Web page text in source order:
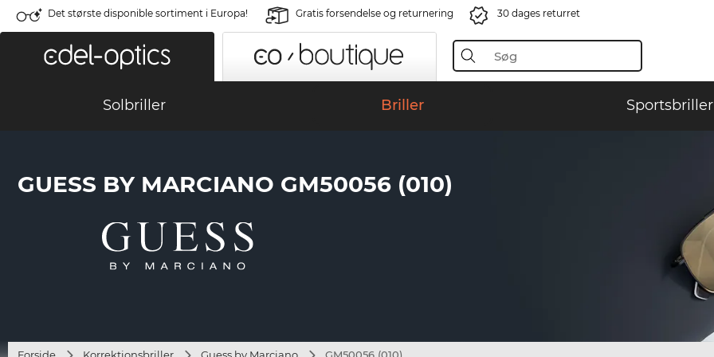
Det største disponible sortiment i Europa! Gratis forsendelse og returnering 30 dages returret
Solbriller Briller Sportsbriller
GUESS BY MARCIANO GM50056 (010)